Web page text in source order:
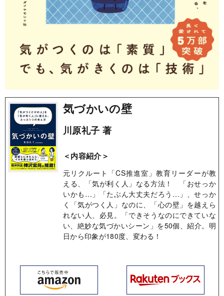
気づかいの壁
川原礼子 著
＜内容紹介＞
元リクルート「CS推進室」教育リーダーが教
える、「気が利く人」なる方法！ 「おせっか
いかも…」「たぶん大丈夫だろう…」、せっか
く「気がつく人」なのに、「心の壁」を越えら
れない人、必見。「できそうなのにできていな
い、絶妙な気づかいシーン」を50個、紹介。明
日から印象が180度、変わる！